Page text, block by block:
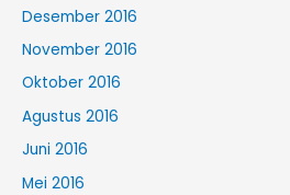
Desember 2016
November 2016
Oktober 2016
Agustus 2016
Juni 2016
Mei 2016